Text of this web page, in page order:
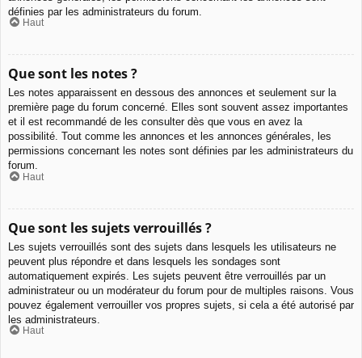
définies par les administrateurs du forum.
Haut
Que sont les notes ?
Les notes apparaissent en dessous des annonces et seulement sur la
première page du forum concerné. Elles sont souvent assez importantes
et il est recommandé de les consulter dès que vous en avez la
possibilité. Tout comme les annonces et les annonces générales, les
permissions concernant les notes sont définies par les administrateurs du
forum.
Haut
Que sont les sujets verrouillés ?
Les sujets verrouillés sont des sujets dans lesquels les utilisateurs ne
peuvent plus répondre et dans lesquels les sondages sont
automatiquement expirés. Les sujets peuvent être verrouillés par un
administrateur ou un modérateur du forum pour de multiples raisons. Vous
pouvez également verrouiller vos propres sujets, si cela a été autorisé par
les administrateurs.
Haut